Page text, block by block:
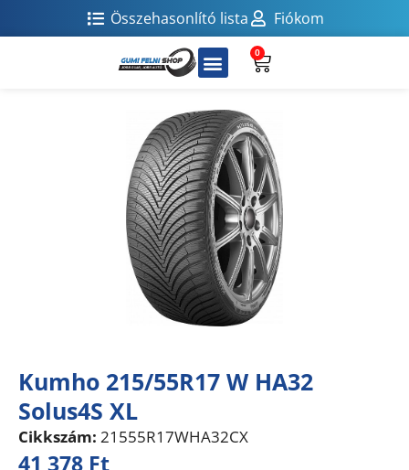
Összehasonlító lista Fiókom
0
Kumho 215/55R17 W HA32
Solus4S XL
Cikkszám: 21555R17WHA32CX
41 378 Ft